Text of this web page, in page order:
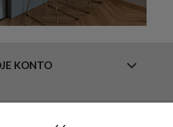
KONTO